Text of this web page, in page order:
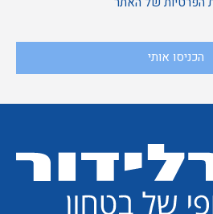
הכניסו אותי